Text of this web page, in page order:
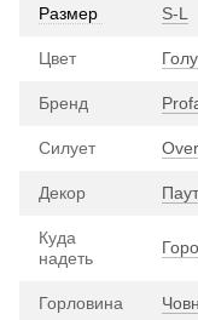
Размер S-L
Цвет
Бренд
Силует
Декор
Куда
надеть
Горловина